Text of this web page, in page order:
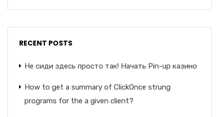
RECENT POSTS
Не сиди здесь просто так! Начать Pin-up казино
How to get a summary of ClickOnce strung
programs for the a given client?